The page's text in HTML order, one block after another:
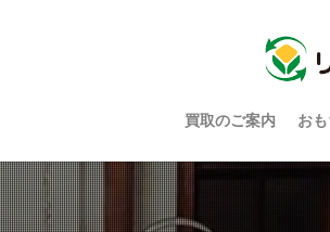
買取のご案内 お